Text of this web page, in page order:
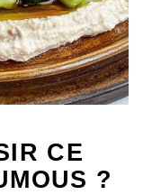
CE
?